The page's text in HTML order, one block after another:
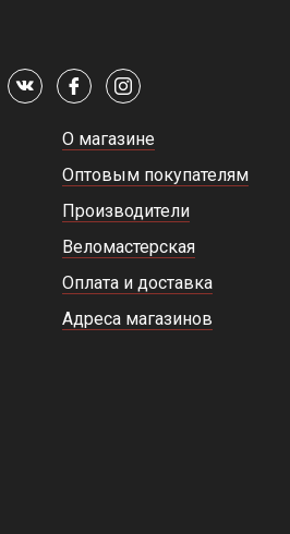
О магазине
Оптовым покупателям
Производители
Веломастерская
Оплата и доставка
Адреса магазинов